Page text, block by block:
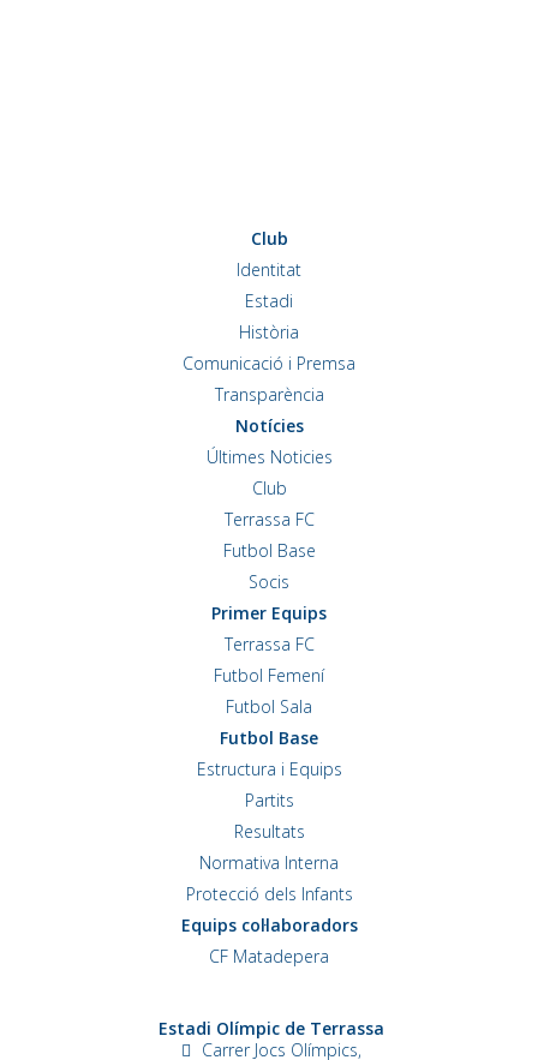
Club
Identitat
Estadi
Història
Comunicació i Premsa
Transparència
Notícies
Últimes Noticies
Club
Terrassa FC
Futbol Base
Socis
Primer Equips
Terrassa FC
Futbol Femení
Futbol Sala
Futbol Base
Estructura i Equips
Partits
Resultats
Normativa Interna
Protecció dels Infants
Equips col·laboradors
CF Matadepera
Estadi Olímpic de Terrassa
Carrer Jocs Olímpics,